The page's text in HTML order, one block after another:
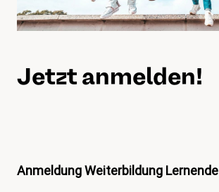
Jetzt anmelden!
Anmeldung Weiterbildung Lernende